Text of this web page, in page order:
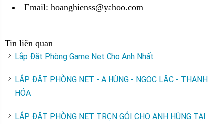
Email: hoanghienss@yahoo.com
Tin liên quan
Lắp Đặt Phòng Game Net Cho Anh Nhất
LẮP ĐẶT PHÒNG NET - A HÙNG - NGỌC LẶC - THANH
HÓA
LẮP ĐẶT PHÒNG NET TRỌN GÓI CHO ANH HÙNG TẠI